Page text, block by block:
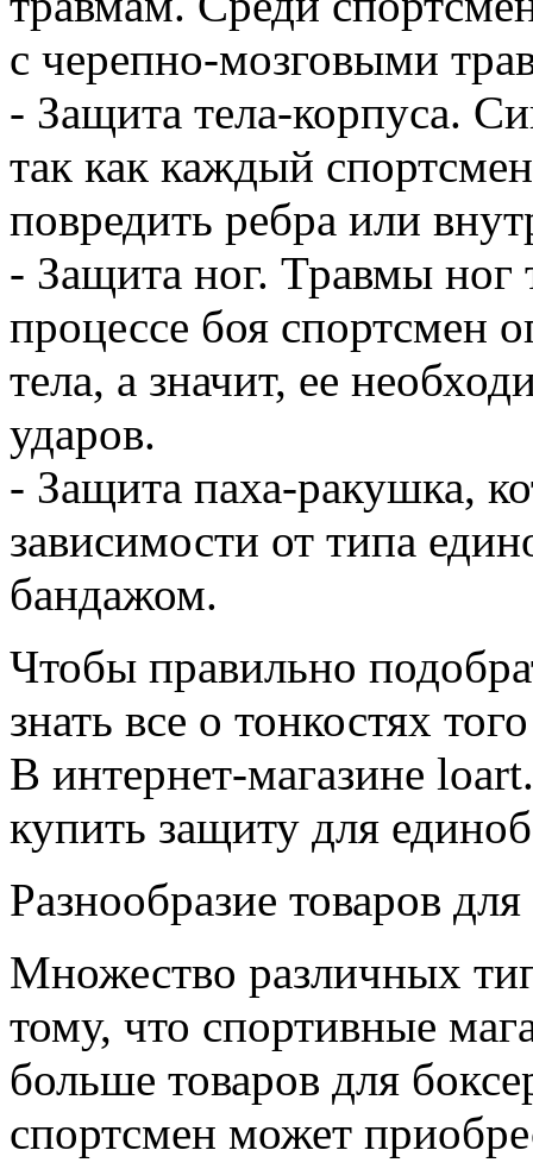
с черепно-мозговыми
- Защита тела-корпуса.
так как каждый
повредить ребра или
- Защита ног. Травмы ног
процессе боя спортсмен
тела, а значит, ее
ударов.
- Защита паха-ракушка,
зависимости от типа
бандажом.
Чтобы правильно
знать все о тонкостях
В интернет-магазине
купить защиту для
Разнообразие товаров для
Множество различных
тому, что спортивные
больше товаров для
спортсмен может